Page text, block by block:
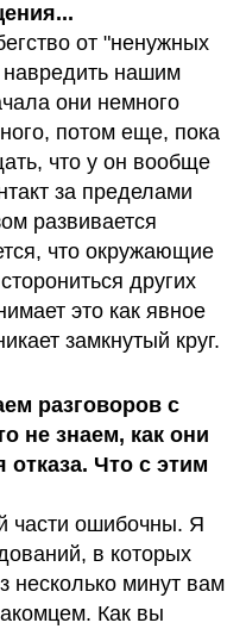
от "ненужных
навредить нашим
они немного
потом еще, пока
что у он вообще
за пределами
развивается
что окружающие
других
это как явное
замкнутый круг.
разговоров с
не знаем, как они
Что с этим
части ошибочны. Я
в которых
минут вам
Как вы